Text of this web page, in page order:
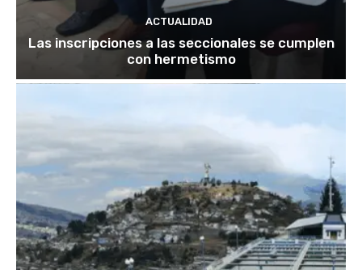
ACTUALIDAD
Las inscripciones a las seccionales se cumplen
con hermetismo